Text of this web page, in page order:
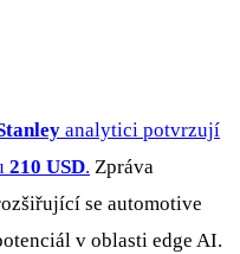
analytici potvrzují
210 USD. Zpráva
se automotive
v oblasti edge AI.